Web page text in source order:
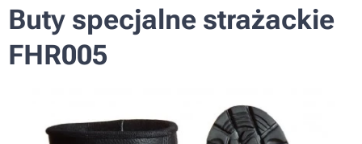
Buty specjalne strażackie
FHR005